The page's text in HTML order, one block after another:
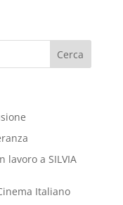
Cerca
lavoro a SILVIA
Italiano